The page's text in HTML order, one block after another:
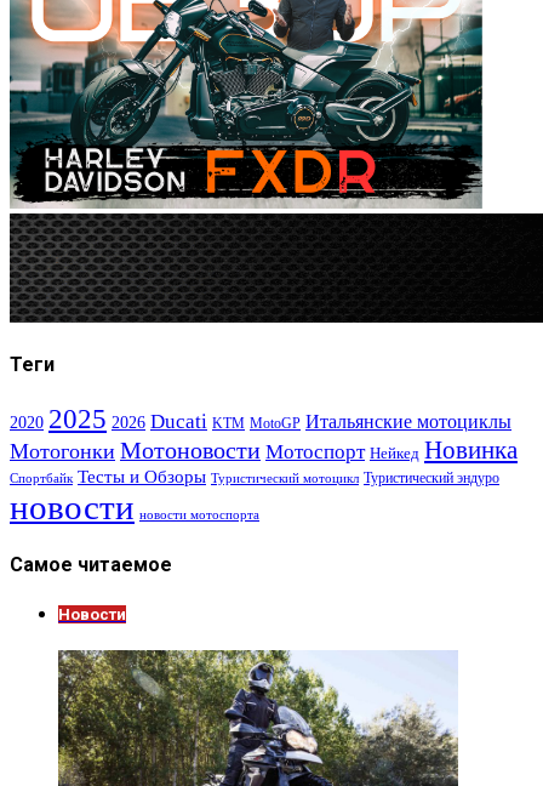
Теги
2020 2025 2026 Ducati KTM MotoGP Итальянские мотоциклы
Мотогонки Мотоновости Мотоспорт Нейкед Новинка
Спортбайк Тесты и Обзоры Туристический мотоцикл Туристический эндуро
новости новости мотоспорта
Самое читаемое
Новости